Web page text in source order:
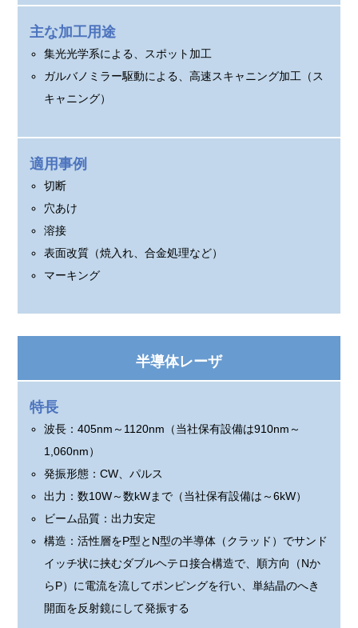
主な加工用途
集光光学系による、スポット加工
ガルバノミラー駆動による、高速スキャニング加工（ス
キャニング）
適用事例
切断
穴あけ
溶接
表面改質（焼入れ、合金処理など）
マーキング
半導体レーザ
特長
波長：405nm～1120nm（当社保有設備は910nm～
1,060nm）
発振形態：CW、パルス
出力：数10W～数kWまで（当社保有設備は～6kW）
ビーム品質：出力安定
構造：活性層をP型とN型の半導体（クラッド）でサンド
イッチ状に挟むダブルヘテロ接合構造で、順方向（Nか
らP）に電流を流してポンピングを行い、単結晶のへき
開面を反射鏡にして発振する